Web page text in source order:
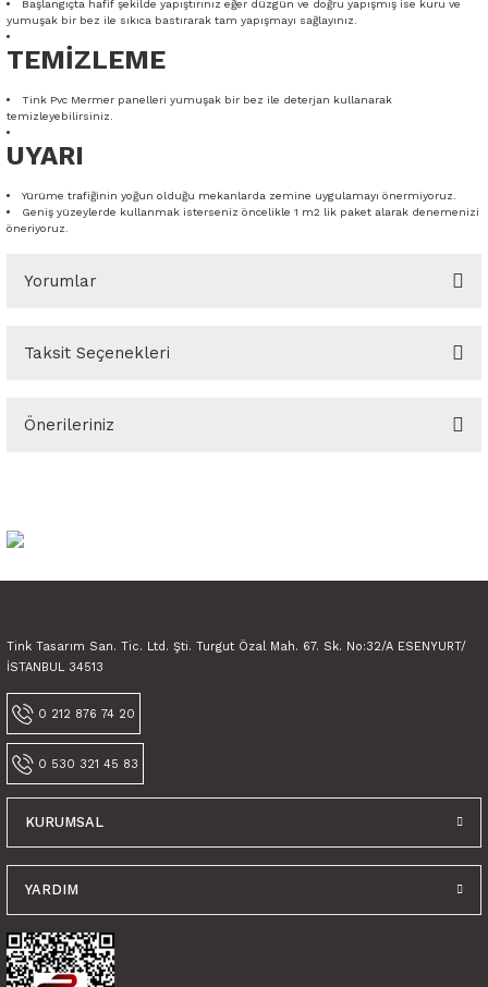
Başlangıçta hafif şekilde yapıştırınız eğer düzgün ve doğru yapışmış ise kuru ve
yumuşak bir bez ile sıkıca bastırarak tam yapışmayı sağlayınız.
TEMİZLEME
Tink Pvc Mermer panelleri yumuşak bir bez ile deterjan kullanarak
temizleyebilirsiniz.
UYARI
Yürüme trafiğinin yoğun olduğu mekanlarda zemine uygulamayı önermiyoruz.
Geniş yüzeylerde kullanmak isterseniz öncelikle 1 m2 lik paket alarak denemenizi
öneriyoruz.
Yorumlar
Taksit Seçenekleri
Önerileriniz
Görüş ve önerileriniz için teşekkür ederiz.
Ürün bilgilerinde hatalar bulunuyor.
Bu ürüne benzer farklı alternatifler olmalı.
Tink Tasarım San. Tic. Ltd. Şti. Turgut Özal Mah. 67. Sk. No:32/A ESENYURT/
İSTANBUL 34513
0 212 876 74 20
0 530 321 45 83
KURUMSAL
YARDIM